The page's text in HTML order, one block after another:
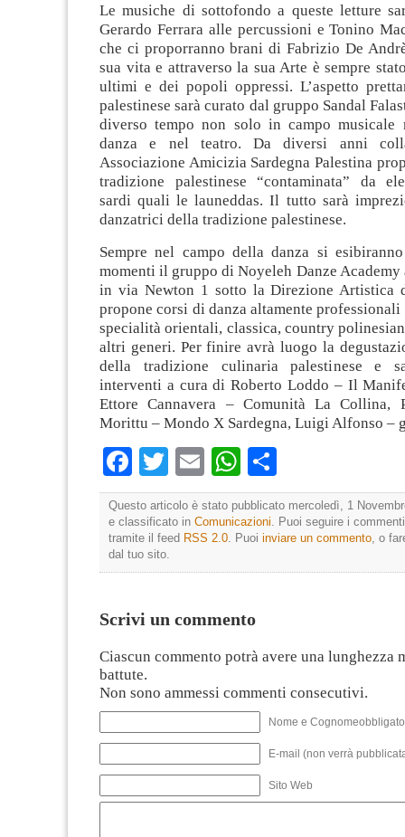
Le musiche di sottofondo a queste letture
Gerardo Ferrara alle percussioni e Tonino
che ci proporranno brani di Fabrizio De
sua vita e attraverso la sua Arte è sempre
ultimi e dei popoli oppressi. L’aspetto
palestinese sarà curato dal gruppo Sandal
diverso tempo non solo in campo musicale
danza e nel teatro. Da diversi anni
Associazione Amicizia Sardegna Palestina
tradizione palestinese “contaminata” da
sardi quali le launeddas. Il tutto sarà
danzatrici della tradizione palestinese.
Sempre nel campo della danza si
momenti il gruppo di Noyeleh Danze
in via Newton 1 sotto la Direzione Artistica
propone corsi di danza altamente
specialità orientali, classica, country
altri generi. Per finire avrà luogo la
della tradizione culinaria palestinese e
interventi a cura di Roberto Loddo – Il
Ettore Cannavera – Comunità La Collina,
Morittu – Mondo X Sardegna, Luigi Alfonso –
Facebook
TwitterEmailWhatsApp
Questo articolo è stato pubblicato mercoledì, 1
e classificato in Comunicazioni. Puoi seguire i
tramite il feed RSS 2.0. Puoi inviare un commento, o
dal tuo sito.
Scrivi un commento
Ciascun commento potrà avere una lunghezza
battute.
Non sono ammessi commenti consecutivi.
Nome e
E-mail (non verrà
Sito Web